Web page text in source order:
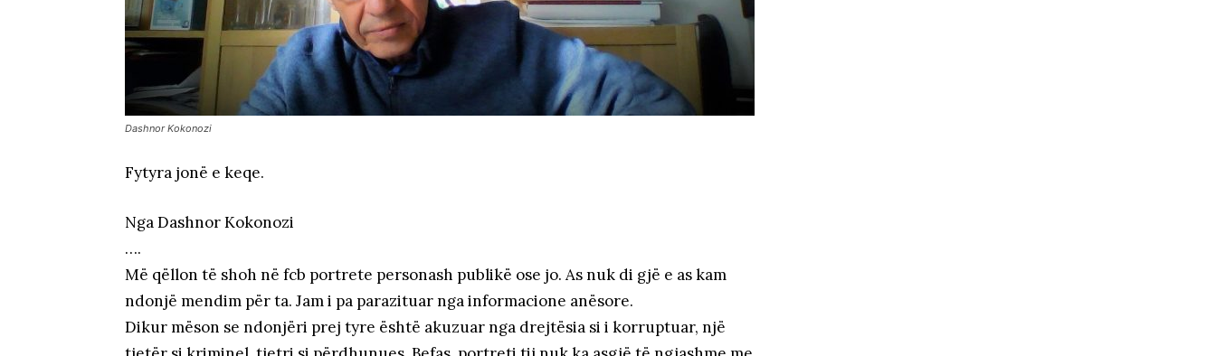
Dashnor Kokonozi
Fytyra jonë e keqe.
Nga Dashnor Kokonozi
….
Më qëllon të shoh në fcb portrete personash publikë ose jo. As nuk di gjë e as kam
ndonjë mendim për ta. Jam i pa parazituar nga informacione anësore.
Dikur mëson se ndonjëri prej tyre është akuzuar nga drejtësia si i korruptuar, një